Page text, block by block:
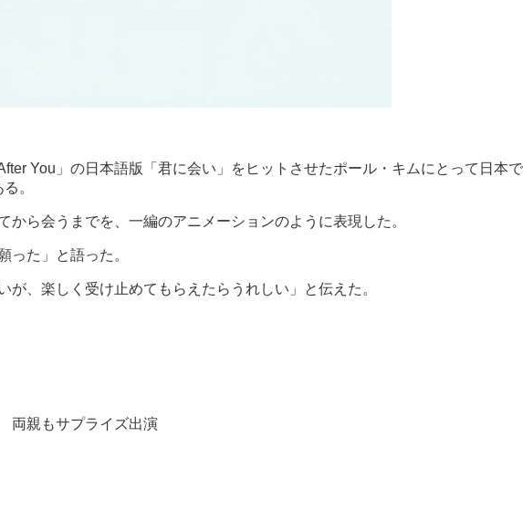
You」の日本語版「君に会い」をヒットさせたポール・キムにとって日本で
。
ら会うまでを、一編のアニメーションのように表現した。
った」と語った。
、楽しく受け止めてもらえたらうれしい」と伝えた。
両親もサプライズ出演